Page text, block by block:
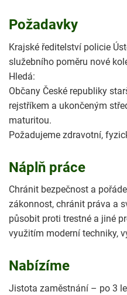
Požadavky
Krajské ředitelství policie
služebního poměru nové
Hledá:
Občany České republiky
rejstříkem a ukončeným
maturitou.
Požadujeme zdravotní,
Náplň práce
Chránit bezpečnost a
zákonnost, chránit práva a
působit proti trestné a jiné
využitím moderní techniky,
Nabízíme
Jistota zaměstnání – po 3